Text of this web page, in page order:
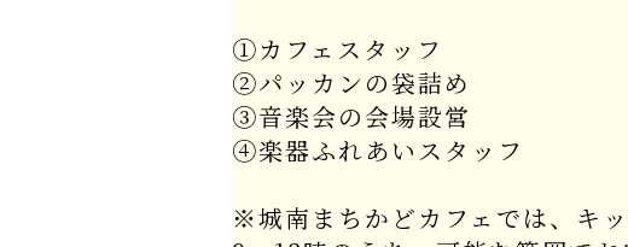
①カフェスタッフ
②パッカンの袋詰め
③音楽会の会場設営
④楽器ふれあいスタッフ
※城南まちかどカフェでは、キ